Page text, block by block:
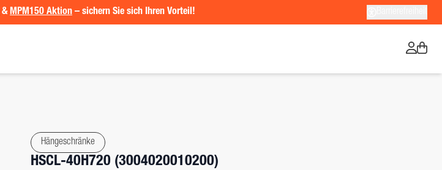
& MPM150 Aktion – sichern Sie sich Ihren Vorteil!
Hängeschränke
HSCL-40H720 (3004020010200)